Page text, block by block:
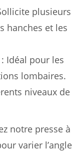
plusieurs
hanches et les
: Idéal pour les
lombaires.
niveaux de
notre presse à
varier l’angle